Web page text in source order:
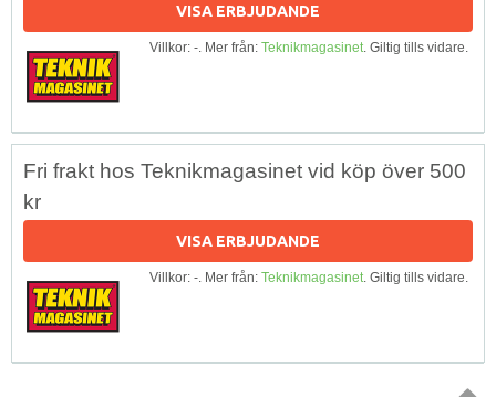
VISA ERBJUDANDE
Villkor: -. Mer från: Teknikmagasinet. Giltig tills vidare.
Fri frakt hos Teknikmagasinet vid köp över 500
kr
VISA ERBJUDANDE
Villkor: -. Mer från: Teknikmagasinet. Giltig tills vidare.